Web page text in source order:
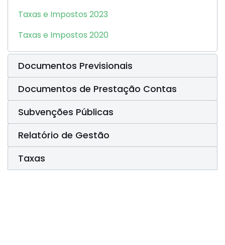
Taxas e Impostos 2023
Taxas e Impostos 2020
Documentos Previsionais
Documentos de Prestação Contas
Subvenções Públicas
Relatório de Gestão
Taxas